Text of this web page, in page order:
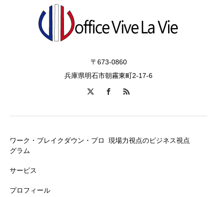
〒673-0860
兵庫県明石市朝霧東町2-17-6
ワーク・ブレイクダウン・プロ
グラム
サービス
プロフィール
現場力視点のビジネス視点